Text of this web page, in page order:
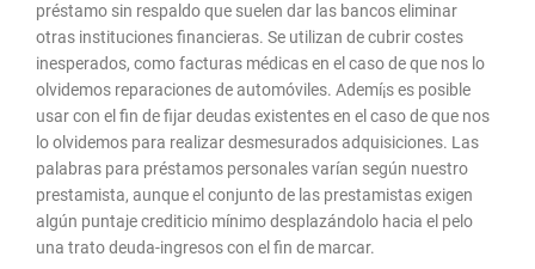
préstamo sin respaldo que suelen dar las bancos eliminar
otras instituciones financieras. Se utilizan de cubrir costes
inesperados, como facturas médicas en el caso de que nos lo
olvidemos reparaciones de automóviles. Ademí¡s es posible
usar con el fin de fijar deudas existentes en el caso de que nos
lo olvidemos para realizar desmesurados adquisiciones. Las
palabras para préstamos personales varían según nuestro
prestamista, aunque el conjunto de las prestamistas exigen
algún puntaje crediticio mínimo desplazándolo hacia el pelo
una trato deuda-ingresos con el fin de marcar.